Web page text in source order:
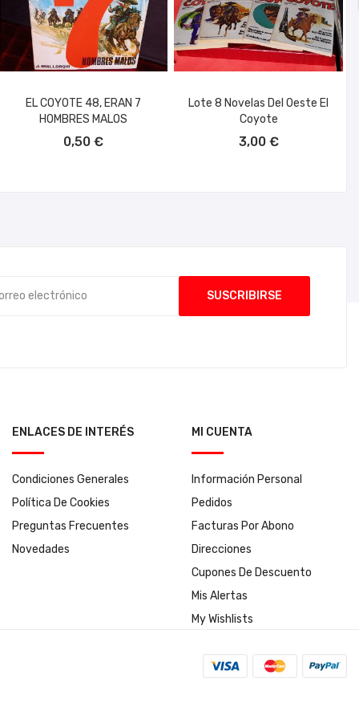
EL COYOTE 48, ERAN 7
HOMBRES MALOS
0,50 €
Lote 8 Novelas Del Oeste El
Coyote
3,00 €
ENLACES DE INTERÉS
Condiciones Generales
Política De Cookies
Preguntas Frecuentes
Novedades
MI CUENTA
Información Personal
Pedidos
Facturas Por Abono
Direcciones
Cupones De Descuento
Mis Alertas
My Wishlists